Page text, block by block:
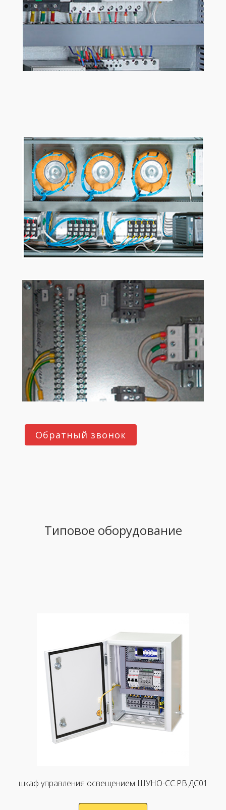
Обратный звонок
Типовое оборудование
шкаф управления освещением ШУНО-СС.РВ.ДС01